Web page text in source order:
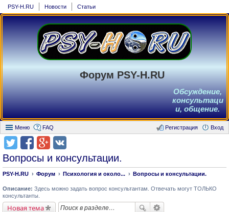
PSY-H.RU Новости Статьи
Форум PSY-H.RU
Обсуждение,
консультаци
и, общение.
Меню FAQ Вход
Регистрация
Вопросы и консультации.
PSY-H.RU Форум Психология и около... Вопросы и консультации.
Описание: Здесь можно задать вопрос консультантам. Отвечать могут ТОЛЬКО
консультанты.
Новая тема